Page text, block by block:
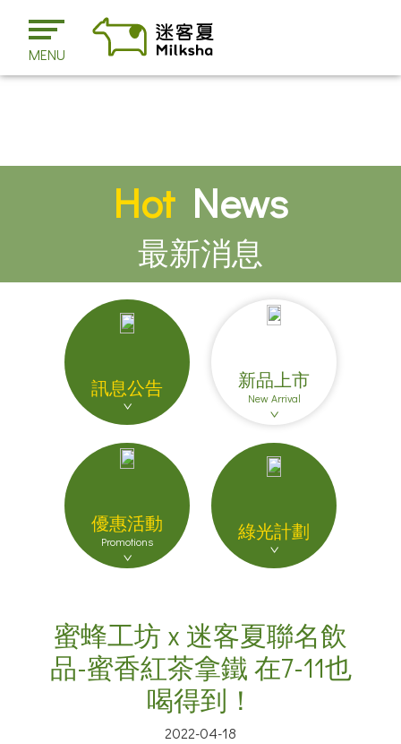
MENU
HotNews
最新消息
訊息公告 新品上市
New Arrival
優惠活動
Promotions 綠光計劃
蜜蜂工坊 x 迷客夏聯名飲
品-蜜香紅茶拿鐵 在7-11也
喝得到！
2022-04-18